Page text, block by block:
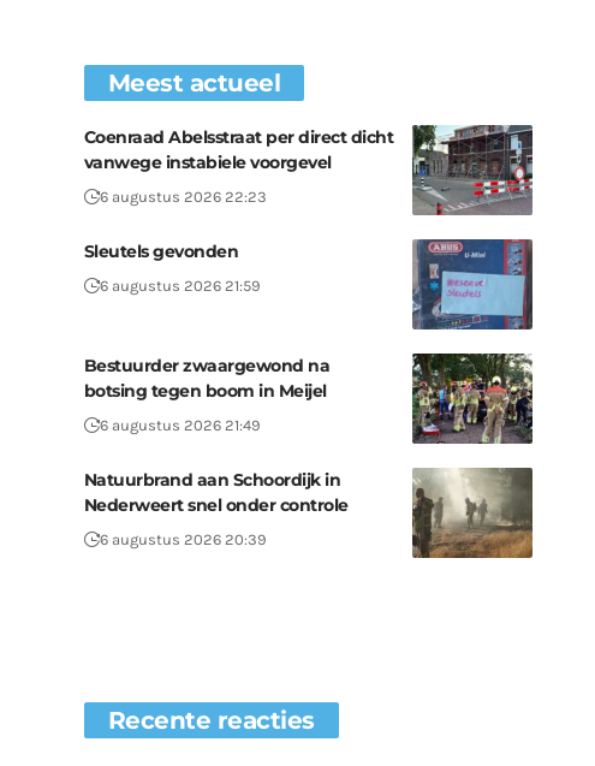
Meest actueel
Coenraad Abelsstraat per direct dicht
vanwege instabiele voorgevel
6 augustus 2026 22:23
Sleutels gevonden
6 augustus 2026 21:59
Bestuurder zwaargewond na
botsing tegen boom in Meijel
6 augustus 2026 21:49
Natuurbrand aan Schoordijk in
Nederweert snel onder controle
6 augustus 2026 20:39
Recente reacties